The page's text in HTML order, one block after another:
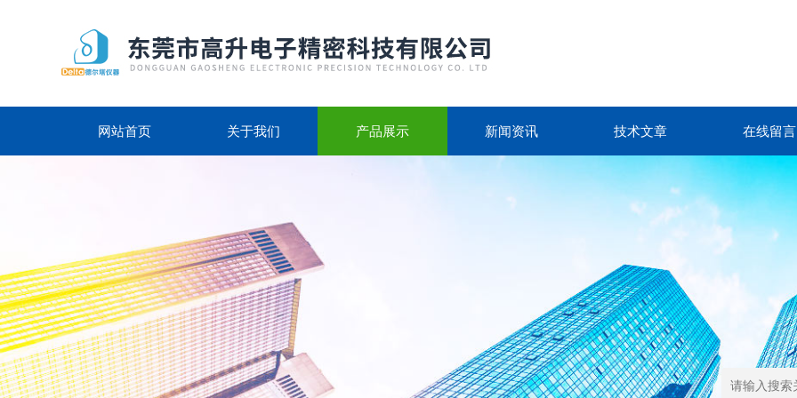
网站首页 关于我们 产品展示 新闻资讯 技术文章 在线留言